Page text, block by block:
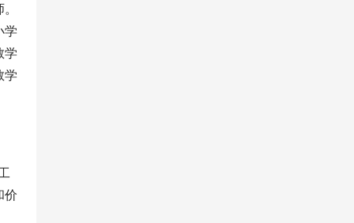
学
学
学
价